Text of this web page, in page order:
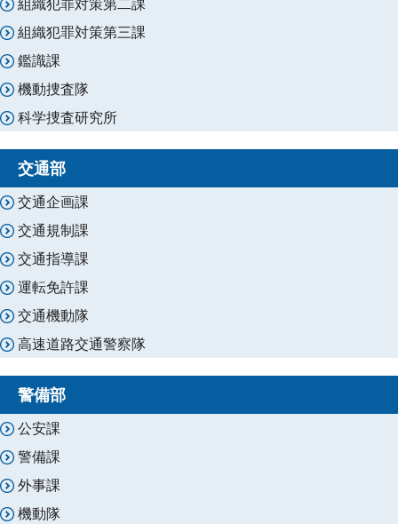
組織犯罪対策第三課
鑑識課
機動捜査隊
科学捜査研究所
交通部
交通企画課
交通規制課
交通指導課
運転免許課
交通機動隊
高速道路交通警察隊
警備部
公安課
警備課
外事課
機動隊